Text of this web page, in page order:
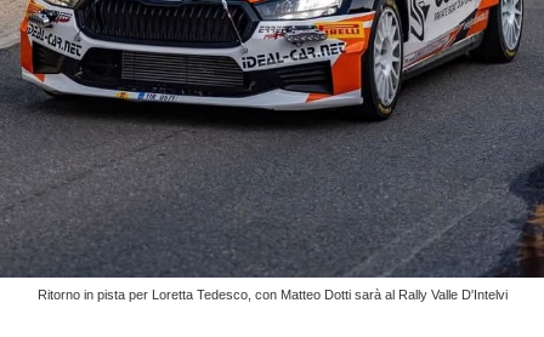
Ritorno in pista per Loretta Tedesco, con Matteo Dotti sarà al Rally Valle D'Intelvi